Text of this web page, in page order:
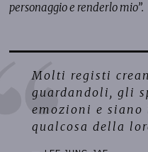
personaggio e renderlo mio”.
Molti registi
guardandoli, gli
emozioni e siano
qualcosa della